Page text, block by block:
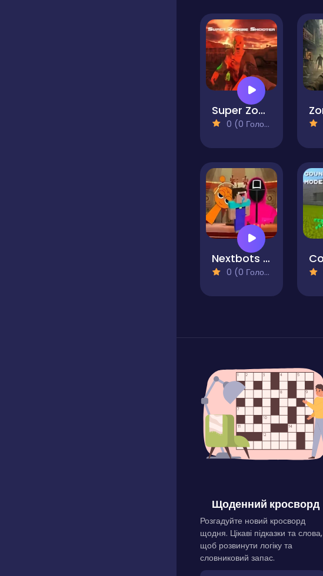
Super Zombie Shooter
0 (0 Голосів)
Nextbots on Minecraft Squid Game Sprunki
0 (0 Голосів)
Щоденний кросворд
Розгадуйте новий кросворд
щодня. Цікаві підказки та слова,
щоб розвинути логіку та
словниковий запас.